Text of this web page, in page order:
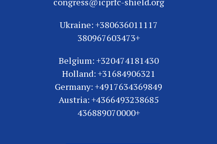
Ukraine: +380636011117
+380967603473
Belgium: +320474181430
Holland: +31684906321
Germany: +4917634369849
Austria: +4366493238685
+436889070000